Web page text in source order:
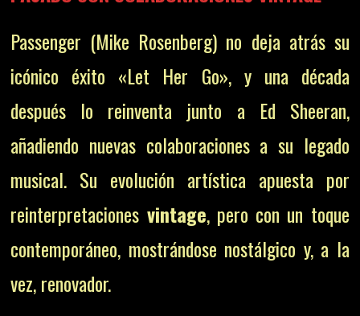
Passenger (Mike Rosenberg) no deja atrás su
icónico éxito «Let Her Go», y una década
después lo reinventa junto a Ed Sheeran,
añadiendo nuevas colaboraciones a su legado
musical. Su evolución artística apuesta por
reinterpretaciones vintage, pero con un toque
contemporáneo, mostrándose nostálgico y, a la
vez, renovador.